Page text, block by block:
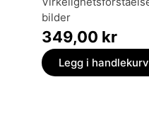
bilder
349,00 kr
Legg i handlekurv